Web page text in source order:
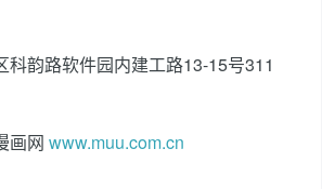
科韵路软件园内建工路13-15号311
画网 www.muu.com.cn